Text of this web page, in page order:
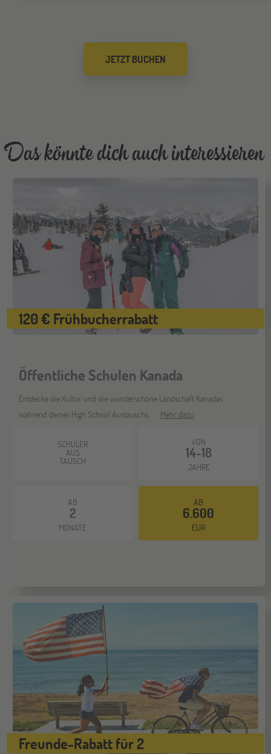
Mannheim
Jugendbildungsmesse JuBi
07 Bochum
Jugendbildungsmesse JuBi
07
NOV
Berlin
Jugendbildungsmesse JuBi
14 Hannover
Jugendbildungsmesse JuBi
Hamburg
Jugendbildungsmesse JuBi
Münster
Jugendbildungsmesse JuBi
JETZT BUCHEN
Das könnte dich auch interessieren
120 € Frühbucherrabatt
Öffentliche Schulen Kanada
Entdecke die Kultur und die wunderschöne Landschaft Kanadas
während deines High School Austauschs.
Mehr dazu
SCHÜLER
AUS
TAUSCH
VON
14-18
JAHRE
AB
2
MONATE
AB
6.600
EUR
Freunde-Rabatt für 2